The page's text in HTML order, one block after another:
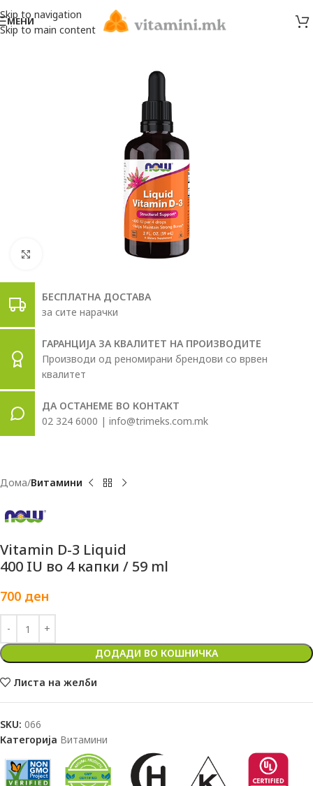
Skip to navigation
Skip to main content
МЕНИ
БЕСПЛАТНА ДОСТАВА
за сите нарачки
ГАРАНЦИЈА ЗА КВАЛИТЕТ НА ПРОИЗВОДИТЕ
Производи од реномирани брендови со врвен
квалитет
ДА ОСТАНЕМЕ ВО КОНТАКТ
02 324 6000 | info@trimeks.com.mk
Дома Витамини
Vitamin D-3 Liquid
400 IU во 4 капки / 59 ml
700 ден
ДОДАДИ ВО КОШНИЧКА
Листа на желби
SKU: 066
Категорија Витамини